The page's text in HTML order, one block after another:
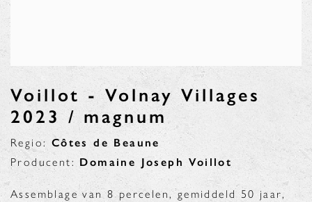
Voillot - Volnay Villages
2023 / magnum
Regio: Côtes de Beaune
Producent: Domaine Joseph Voillot
Assemblage van 8 percelen, gemiddeld 50 jaar,